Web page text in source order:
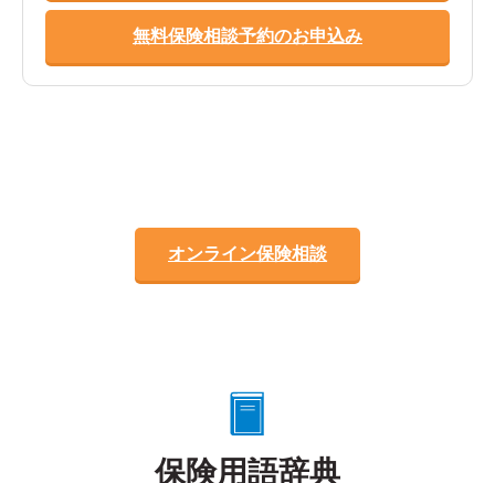
無料保険相談予約のお申込み
オンライン保険相談
保険用語辞典